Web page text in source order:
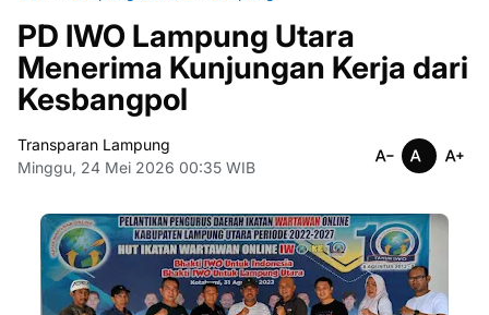
PD IWO Lampung Utara
Menerima Kunjungan Kerja dari
Kesbangpol
Transparan Lampung
Minggu, 24 Mei 2026 00:35 WIB